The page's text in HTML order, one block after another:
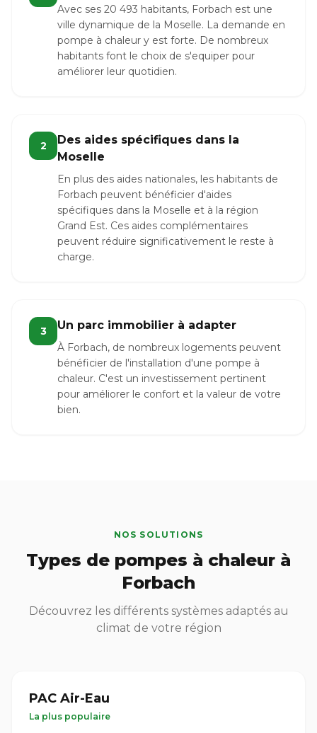
Avec ses 20 493 habitants, Forbach est une
ville dynamique de la Moselle. La demande en
pompe à chaleur y est forte. De nombreux
habitants font le choix de s'equiper pour
améliorer leur quotidien.
2
Des aides spécifiques dans la
Moselle
En plus des aides nationales, les habitants de
Forbach peuvent bénéficier d'aides
spécifiques dans la Moselle et à la région
Grand Est. Ces aides complémentaires
peuvent réduire significativement le reste à
charge.
3 Un parc immobilier à adapter
À Forbach, de nombreux logements peuvent
bénéficier de l'installation d'une pompe à
chaleur. C'est un investissement pertinent
pour améliorer le confort et la valeur de votre
bien.
NOS SOLUTIONS
Types de pompes à chaleur à
Forbach
Découvrez les différents systèmes adaptés au
climat de votre région
PAC Air-Eau
La plus populaire